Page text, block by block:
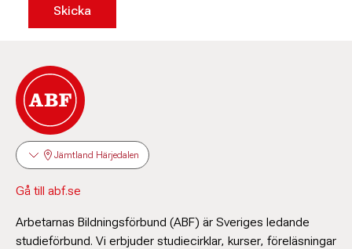
Jämtland Härjedalen
Gå till abf.se
Arbetarnas Bildningsförbund (ABF) är Sveriges ledande
studieförbund. Vi erbjuder studiecirklar, kurser, föreläsningar